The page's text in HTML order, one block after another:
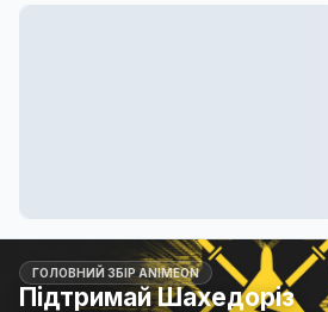
ГОЛОВНИЙ ЗБІР ANIMEON
Підтримай Шахедоріз